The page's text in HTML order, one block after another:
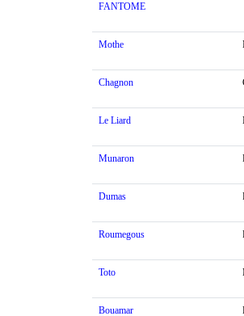
FANTOME
Mothe
Chagnon
Le Liard
Munaron
Dumas
Roumegous
Toto
Bouamar